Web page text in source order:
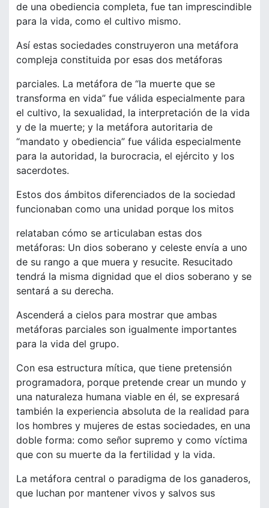
de una obediencia completa, fue tan imprescindible
para la vida, como el cultivo mismo.
Así estas sociedades construyeron una metáfora
compleja constituida por esas dos metáforas
parciales. La metáfora de “la muerte que se
transforma en vida” fue válida especialmente para
el cultivo, la sexualidad, la interpretación de la vida
y de la muerte; y la metáfora autoritaria de
“mandato y obediencia” fue válida especialmente
para la autoridad, la burocracia, el ejército y los
sacerdotes.
Estos dos ámbitos diferenciados de la sociedad
funcionaban como una unidad porque los mitos
relataban cómo se articulaban estas dos
metáforas: Un dios soberano y celeste envía a uno
de su rango a que muera y resucite. Resucitado
tendrá la misma dignidad que el dios soberano y se
sentará a su derecha.
Ascenderá a cielos para mostrar que ambas
metáforas parciales son igualmente importantes
para la vida del grupo.
Con esa estructura mítica, que tiene pretensión
programadora, porque pretende crear un mundo y
una naturaleza humana viable en él, se expresará
también la experiencia absoluta de la realidad para
los hombres y mujeres de estas sociedades, en una
doble forma: como señor supremo y como víctima
que con su muerte da la fertilidad y la vida.
La metáfora central o paradigma de los ganaderos,
que luchan por mantener vivos y salvos sus